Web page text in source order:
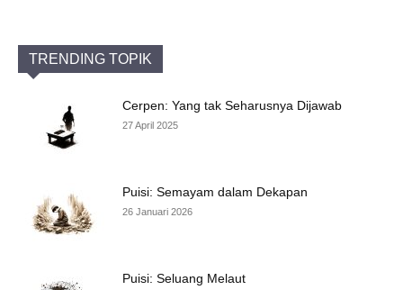
TRENDING TOPIK
Cerpen: Yang tak Seharusnya Dijawab
27 April 2025
Puisi: Semayam dalam Dekapan
26 Januari 2026
Puisi: Seluang Melaut